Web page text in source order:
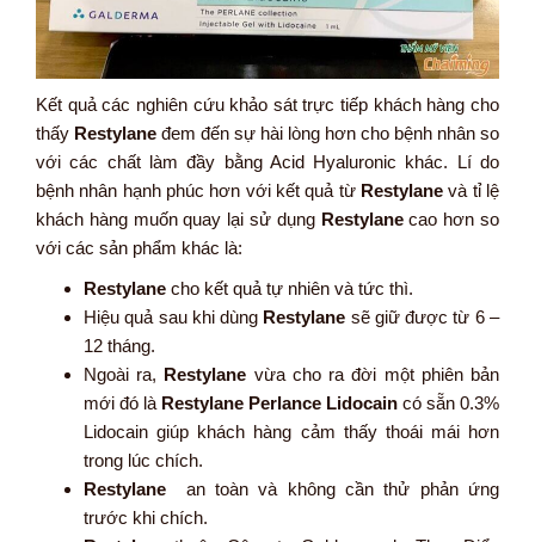
Kết quả các nghiên cứu khảo sát trực tiếp khách hàng cho
thấy Restylane đem đến sự hài lòng hơn cho bệnh nhân so
với các chất làm đầy bằng Acid Hyaluronic khác. Lí do
bệnh nhân hạnh phúc hơn với kết quả từ Restylane và tỉ lệ
khách hàng muốn quay lại sử dụng Restylanecao hơn so
với các sản phẩm khác là:
Restylane cho kết quả tự nhiên và tức thì.
Hiệu quả sau khi dùng Restylane sẽ giữ được từ 6 –
12 tháng.
Ngoài ra, Restylane vừa cho ra đời một phiên bản
mới đó là Restylane Perlance Lidocain có sẵn 0.3%
Lidocain giúp khách hàng cảm thấy thoái mái hơn
trong lúc chích.
Restylane
an toàn và không cần thử phản ứng
trước khi chích.